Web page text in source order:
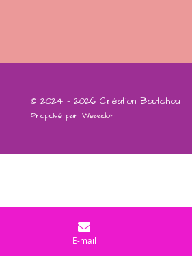
© 2024 - 2026 Création Boutchou
Propulsé par Webador
E-mail